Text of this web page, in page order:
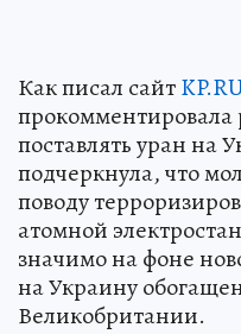
Как писал сайт
поставлять уран на
подчеркнула, что
поводу
атомной
значимо на фоне
на Украину
Великобритании.